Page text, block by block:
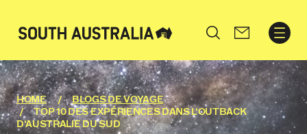
Search
HOME
BLOGS DE VOYAGE
TOP 10 DES EXPÉRIENCES DANS L’OUTBACK
D’AUSTRALIE DU SUD